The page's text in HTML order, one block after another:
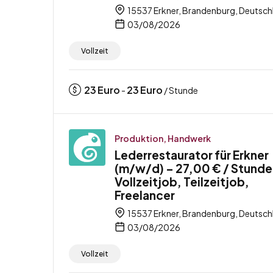
15537 Erkner, Brandenburg,
03/08/2026
Vollzeit
23Euro - 23Euro / Stunde
Produktion, Handwerk
Lederrestaurator für Erkner
(m/w/d) – 27,00 € / Stunde
Vollzeitjob, Teilzeitjob,
Freelancer
15537 Erkner, Brandenburg,
03/08/2026
Vollzeit